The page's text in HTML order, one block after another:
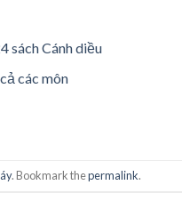
sách Cánh diều
các môn
. Bookmark thepermalink.